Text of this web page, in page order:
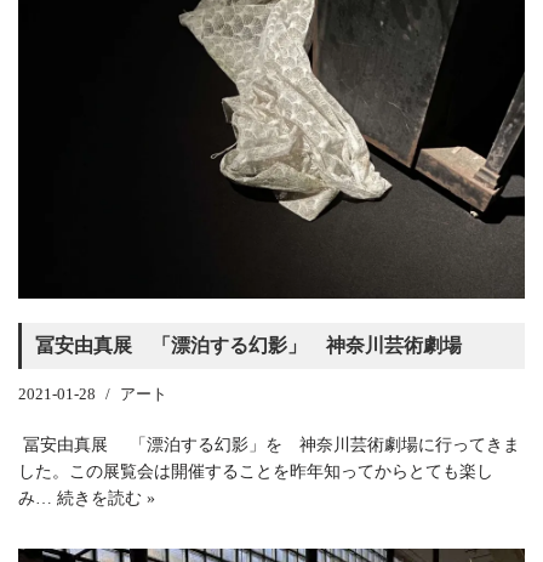
冨安由真展 「漂泊する幻影」 神奈川芸術劇場
2021-01-28 アート
冨安由真展 「漂泊する幻影」を 神奈川芸術劇場に行ってきま
した。この展覧会は開催することを昨年知ってからとても楽し
み… 続きを読む »